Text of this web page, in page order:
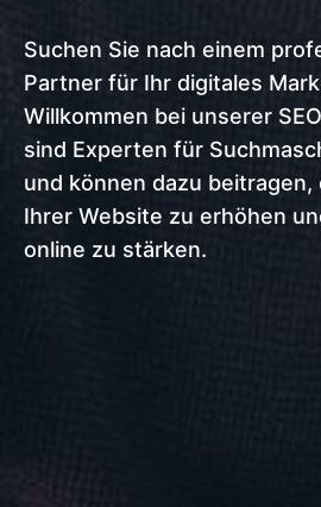
Suchen Sie nach einem
Partner für Ihr digitales
Willkommen bei unserer
sind Experten für
und können dazu beitragen,
Ihrer Website zu erhöhen
online zu stärken.